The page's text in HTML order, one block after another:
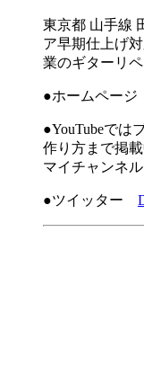
東京都 山手線
ア早期仕上げ
業のギターリ
●ホームページ
●YouTubeでは
作り方まで掲
マイチャンネ
●ツイッター